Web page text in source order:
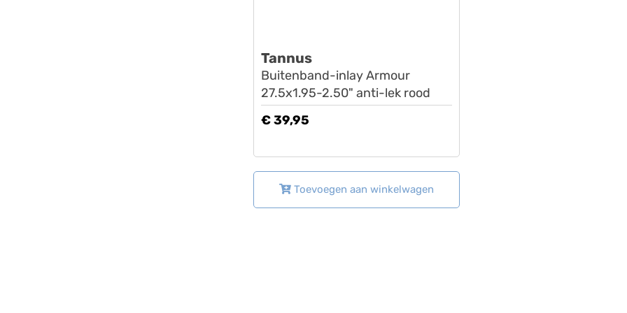
Tannus
Buitenband-inlay Armour
27.5x1.95-2.50" anti-lek rood
€ 39,95
Toevoegen aan winkelwagen